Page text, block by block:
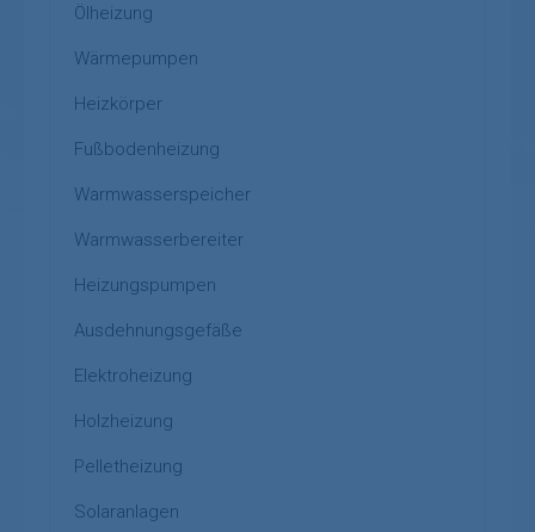
Ölheizung
Wärmepumpen
Heizkörper
Fußbodenheizung
Warmwasserspeicher
Warmwasserbereiter
Heizungspumpen
Ausdehnungsgefäße
Elektroheizung
Holzheizung
Pelletheizung
Solaranlagen